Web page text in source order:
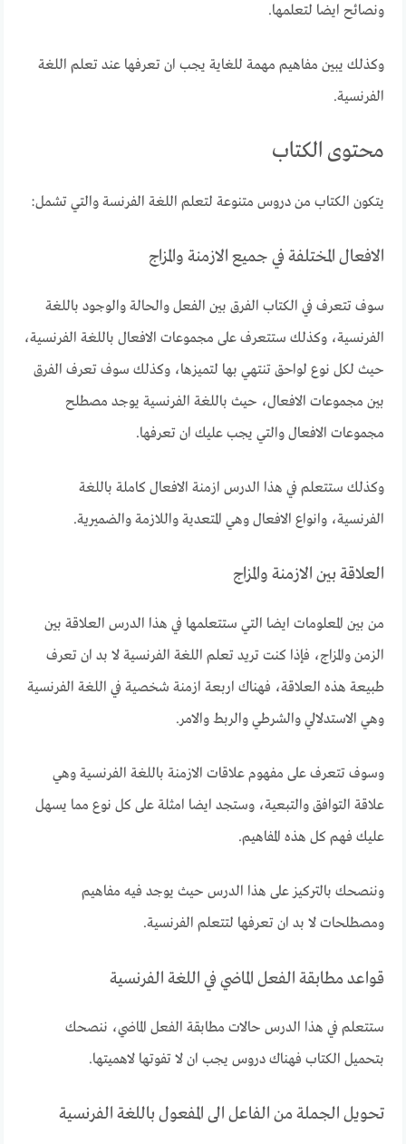
ونصائح ايضا لتعلمها.
وكذلك يبين مفاهيم مهمة للغاية يجب ان تعرفها عند تعلم اللغة
الفرنسية.
محتوى الكتاب
يتكون الكتاب من دروس متنوعة لتعلم اللغة الفرنسة والتي تشمل:
الافعال المختلفة في جميع الازمنة والمزاج
سوف تتعرف في الكتاب الفرق بين الفعل والحالة والوجود باللغة
الفرنسية، وكذلك ستتعرف على مجموعات الافعال باللغة الفرنسية،
حيث لكل نوع لواحق تنتهي بها لتميزها، وكذلك سوف تعرف الفرق
بين مجموعات الافعال، حيث باللغة الفرنسية يوجد مصطلح
مجموعات الافعال والتي يجب عليك ان تعرفها.
وكذلك ستتعلم في هذا الدرس ازمنة الافعال كاملة باللغة
الفرنسية، وانواع الافعال وهي المتعدية واللازمة والضميرية.
العلاقة بين الازمنة والمزاج
من بين المعلومات ايضا التي ستتعلمها في هذا الدرس العلاقة بين
الزمن والمزاج، فإذا كنت تريد تعلم اللغة الفرنسية لا بد ان تعرف
طبيعة هذه العلاقة، فهناك اربعة ازمنة شخصية في اللغة الفرنسية
وهي الاستدلالي والشرطي والربط والامر.
وسوف تتعرف على مفهوم علاقات الازمنة باللغة الفرنسية وهي
علاقة التوافق والتبعية، وستجد ايضا امثلة على كل نوع مما يسهل
عليك فهم كل هذه المفاهيم.
وننصحك بالتركيز على هذا الدرس حيث يوجد فيه مفاهيم
ومصطلحات لا بد ان تعرفها لتتعلم الفرنسية.
قواعد مطابقة الفعل الماضي في اللغة الفرنسية
ستتعلم في هذا الدرس حالات مطابقة الفعل الماضي، ننصحك
بتحميل الكتاب فهناك دروس يجب ان لا تفوتها لاهميتها.
تحويل الجملة من الفاعل الى المفعول باللغة الفرنسية